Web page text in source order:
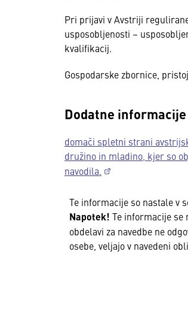
Pri prijavi v Avstriji
usposobljenosti –
kvalifikacij.
Gospodarske zbornice,
Dodatne
domači spletni strani
družino in mladino, kjer so
navodila.
Te informacije so nastale v
Napotek! Te informacije se
obdelavi za navedbe ne
osebe, veljajo v navedeni